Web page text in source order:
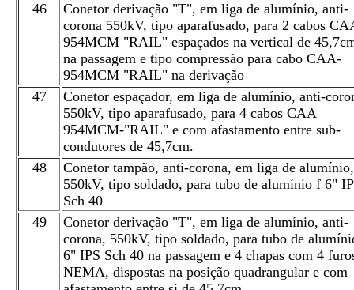
46
Conetor derivação "T", em liga de alumínio, anti-
corona 550kV, tipo aparafusado, para 2 cabos
954MCM "RAIL" espaçados na vertical de
na passagem e tipo compressão para cabo CAA-
954MCM "RAIL" na derivação
47
Conetor espaçador, em liga de alumínio, anti-
550kV, tipo aparafusado, para 4 cabos CAA
954MCM-"RAIL" e com afastamento entre sub-
condutores de 45,7cm.
48
Conetor tampão, anti-corona, em liga de alumínio,
550kV, tipo soldado, para tubo de alumínio f 6"
Sch 40
49
Conetor derivação "T", em liga de alumínio, anti-
corona, 550kV, tipo soldado, para tubo de
6" IPS Sch 40 na passagem e 4 chapas com 4
NEMA, dispostas na posição quadrangular e com